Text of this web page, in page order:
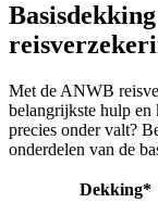
Met de ANWB
belangrijkste hulp
precies onder valt?
onderdelen van de
Dekking*